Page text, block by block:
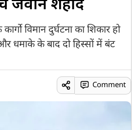
जवान शहीद
विमान दुर्घटना का शिकार हो
धमाके के बाद दो हिस्सों में बंट
Comment